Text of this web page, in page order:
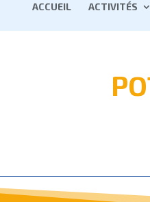
ACCUEIL ACTIVITÉS